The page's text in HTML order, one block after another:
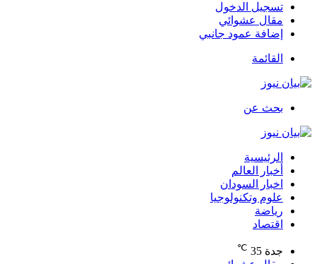
تسجيل الدخول
مقال عشوائي
إضافة عمود جانبي
القائمة
بحث عن
الرئيسية
أخبار العالم
اخبار السودان
علوم وتكنولوجيا
رياضة
اقتصاد
جدة 35
℃